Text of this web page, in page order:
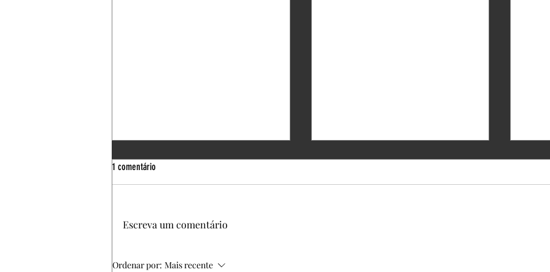
Cada criança é única e a adaptação
1 comentário
Escreva um comentário
Ordenar por: Mais recente